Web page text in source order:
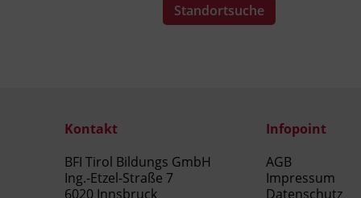
Standortsuche
Kontakt
BFI Tirol Bildungs GmbH
Ing.-Etzel-Straße 7
6020 Innsbruck
Infopoint
AGB
Impressum
Datenschutz